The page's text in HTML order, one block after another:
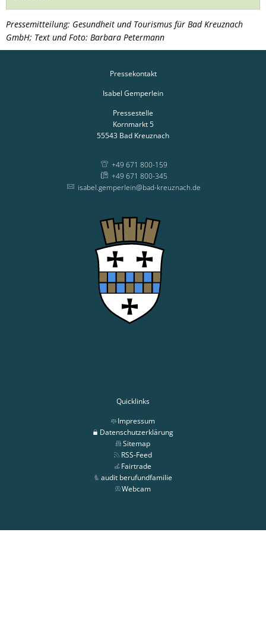
Pressemitteilung: Gesundheit und Tourismus für Bad Kreuznach
GmbH; Text und Foto: Barbara Petermann
Pressekontakt
Isabel Gemperlein
Pressestelle
Kornmarkt 5
55543 Bad Kreuznach
+49 671 800-159
+49 671 800-345
isabel.gemperlein@bad-kreuznach.de
Quicklinks
Impressum
Datenschutzerklärung
Sitemap
RSS-Feed
Fairtrade
audit berufundfamilie
Webcam